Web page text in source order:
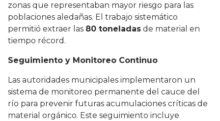
zonas que representaban mayor riesgo para las
poblaciones aledañas. El trabajo sistemático
permitió extraer las 80 toneladas de material en
tiempo récord.
Seguimiento y Monitoreo Continuo
Las autoridades municipales implementaron un
sistema de monitoreo permanente del cauce del
río para prevenir futuras acumulaciones críticas de
material orgánico. Este seguimiento incluye